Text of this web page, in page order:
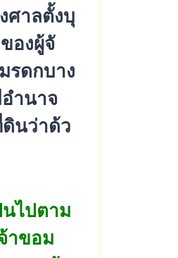
ศาลตั้งบุ
องผู้จั
รดกบาง
ำนาจ
นว่าด้ว
นไปตาม
าขอม